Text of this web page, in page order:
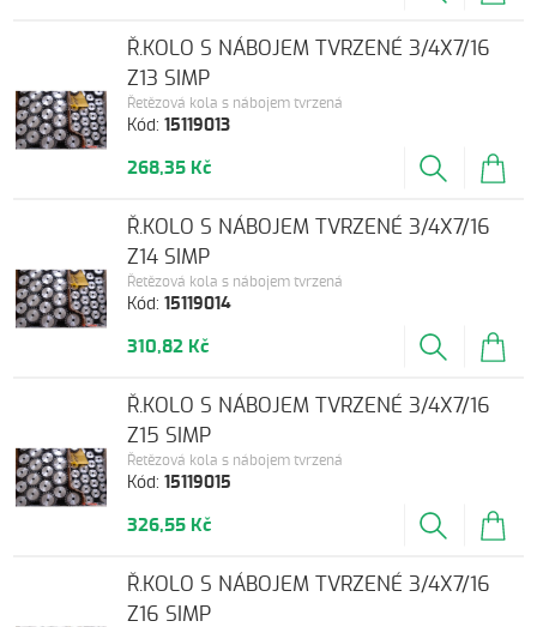
Kód:15119013
Řetězová kola s nábojem tvrzená
Ř.KOLO S NÁBOJEM TVRZENÉ 3/4X7/16
Z13 SIMP
268,35 Kč
Kód:15119014
Řetězová kola s nábojem tvrzená
Ř.KOLO S NÁBOJEM TVRZENÉ 3/4X7/16
Z14 SIMP
310,82 Kč
Kód:15119015
Řetězová kola s nábojem tvrzená
Ř.KOLO S NÁBOJEM TVRZENÉ 3/4X7/16
Z15 SIMP
326,55 Kč
Ř.KOLO S NÁBOJEM TVRZENÉ 3/4X7/16
Z16 SIMP